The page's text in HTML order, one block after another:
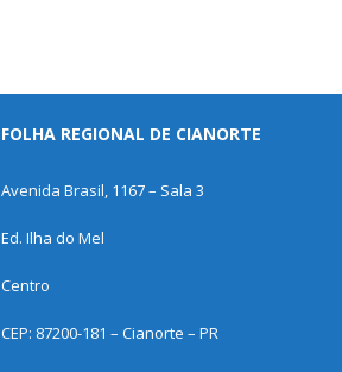
FOLHA REGIONAL DE CIANORTE
Avenida Brasil, 1167 – Sala 3
Ed. Ilha do Mel
Centro
CEP: 87200-181 – Cianorte – PR